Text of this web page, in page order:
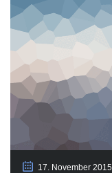
17. November 2015